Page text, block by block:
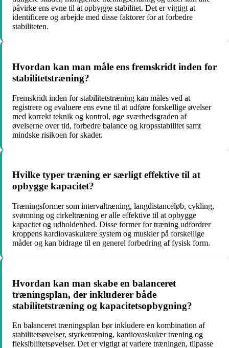
påvirke ens evne til at opbygge stabilitet. Det er vigtigt at
identificere og arbejde med disse faktorer for at forbedre
stabiliteten.
Hvordan kan man måle ens fremskridt inden for
stabilitetstræning?
Fremskridt inden for stabilitetstræning kan måles ved at
registrere og evaluere ens evne til at udføre forskellige øvelser
med korrekt teknik og kontrol, øge sværhedsgraden af
øvelserne over tid, forbedre balance og kropsstabilitet samt
mindske risikoen for skader.
Hvilke typer træning er særligt effektive til at
opbygge kapacitet?
Træningsformer som intervaltræning, langdistanceløb, cykling,
svømning og cirkeltræning er alle effektive til at opbygge
kapacitet og udholdenhed. Disse former for træning udfordrer
kroppens kardiovaskulære system og muskler på forskellige
måder og kan bidrage til en generel forbedring af fysisk form.
Hvordan kan man skabe en balanceret
træningsplan, der inkluderer både
stabilitetstræning og kapacitetsopbygning?
En balanceret træningsplan bør inkludere en kombination af
stabilitetsøvelser, styrketræning, kardiovaskulær træning og
fleksibilitetsøvelser. Det er vigtigt at variere træningen, tilpasse